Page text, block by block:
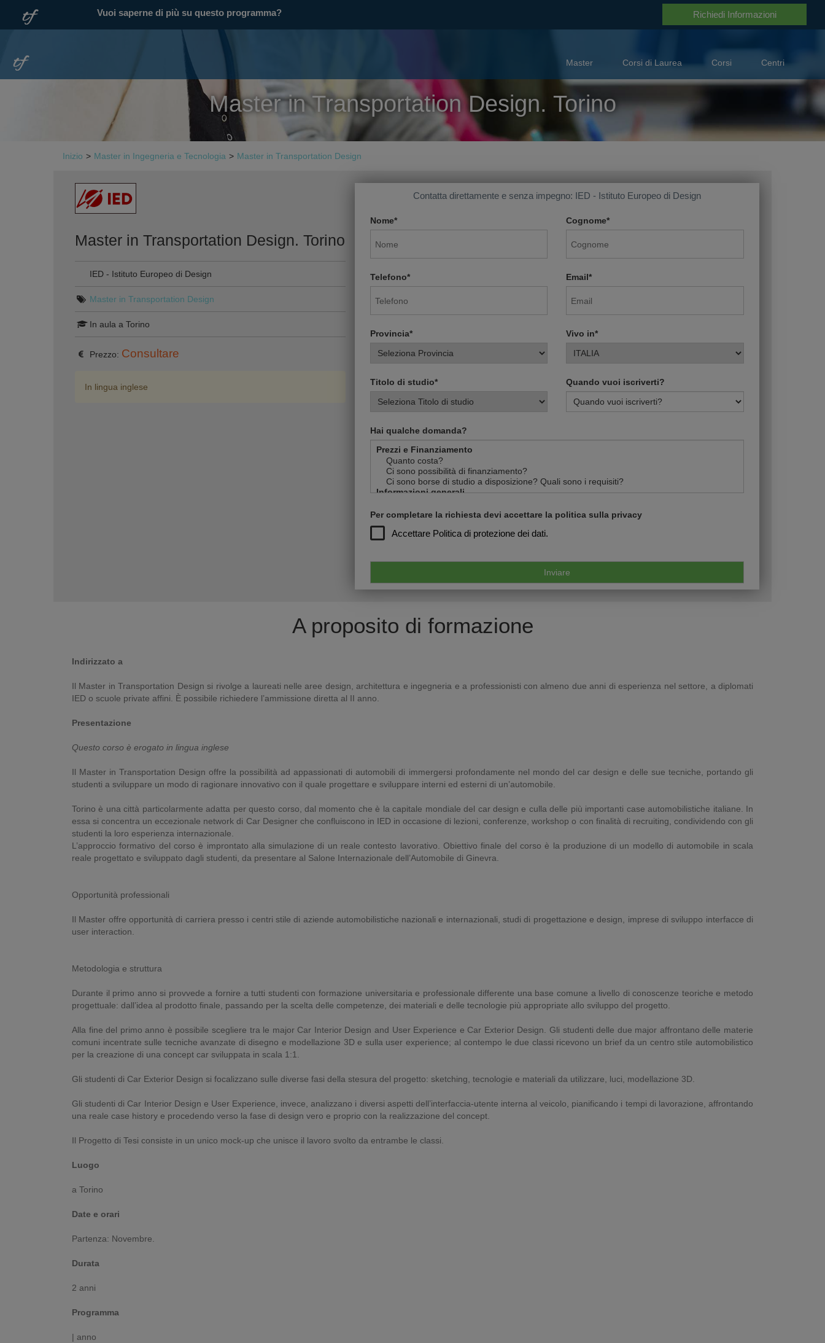
A disposizione per aiutarti 0694505891
Centri
Corsi
Corsi di Laurea
Master
Master in Transportation Design. Torino
Inizio > Master in Ingegneria e Tecnologia > Master in Transportation Design
Master in Transportation Design. Torino
IED - Istituto Europeo di Design
Master in Transportation Design
In aula a Torino
Prezzo: Consultare
In lingua inglese
Contatta direttamente e senza impegno: IED - Istituto Europeo di Design
Nome* Cognome*
Telefono* Email*
Provincia* Vivo in*
Titolo di studio* Quando vuoi iscriverti?
Hai qualche domanda?
Per completare la richiesta devi accettare la politica sulla privacy
Accettare Politica di protezione dei dati.
A proposito di formazione
Indirizzato a
Il Master in Transportation Design si rivolge a laureati nelle aree design, architettura e ingegneria e a professionisti con almeno due anni di esperienza nel settore, a diplomati
IED o scuole private affini. È possibile richiedere l’ammissione diretta al II anno.
Presentazione
Questo corso è erogato in lingua inglese
Il Master in Transportation Design offre la possibilità ad appassionati di automobili di immergersi profondamente nel mondo del car design e delle sue tecniche, portando gli
studenti a sviluppare un modo di ragionare innovativo con il quale progettare e sviluppare interni ed esterni di un’automobile.
Torino è una città particolarmente adatta per questo corso, dal momento che è la capitale mondiale del car design e culla delle più importanti case automobilistiche italiane. In
essa si concentra un eccezionale network di Car Designer che confluiscono in IED in occasione di lezioni, conferenze, workshop o con finalità di recruiting, condividendo con gli
studenti la loro esperienza internazionale.
L’approccio formativo del corso è improntato alla simulazione di un reale contesto lavorativo. Obiettivo finale del corso è la produzione di un modello di automobile in scala
reale progettato e sviluppato dagli studenti, da presentare al Salone Internazionale dell’Automobile di Ginevra.
Opportunità professionali
Il Master offre opportunità di carriera presso i centri stile di aziende automobilistiche nazionali e internazionali, studi di progettazione e design, imprese di sviluppo interfacce di
user interaction.
Metodologia e struttura
Durante il primo anno si provvede a fornire a tutti studenti con formazione universitaria e professionale differente una base comune a livello di conoscenze teoriche e metodo
progettuale: dall’idea al prodotto finale, passando per la scelta delle competenze, dei materiali e delle tecnologie più appropriate allo sviluppo del progetto.
Alla fine del primo anno è possibile scegliere tra le major Car Interior Design and User Experience e Car Exterior Design. Gli studenti delle due major affrontano delle materie
comuni incentrate sulle tecniche avanzate di disegno e modellazione 3D e sulla user experience; al contempo le due classi ricevono un brief da un centro stile automobilistico
per la creazione di una concept car sviluppata in scala 1:1.
Gli studenti di Car Exterior Design si focalizzano sulle diverse fasi della stesura del progetto: sketching, tecnologie e materiali da utilizzare, luci, modellazione 3D.
Gli studenti di Car Interior Design e User Experience, invece, analizzano i diversi aspetti dell’interfaccia-utente interna al veicolo, pianificando i tempi di lavorazione, affrontando
una reale case history e procedendo verso la fase di design vero e proprio con la realizzazione del concept.
Il Progetto di Tesi consiste in un unico mock-up che unisce il lavoro svolto da entrambe le classi.
Luogo
a Torino
Date e orari
Partenza: Novembre.
Durata
2 anni
Programma
| anno
Vuoi saperne di più su questo programma? Richiedi Informazioni